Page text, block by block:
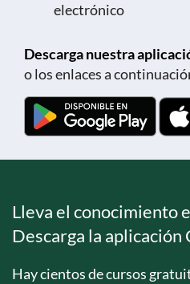
electrónico
Descarga nuestra
o los enlaces a
Lleva el conocimiento
Descarga la aplicación
Hay cientos de cursos